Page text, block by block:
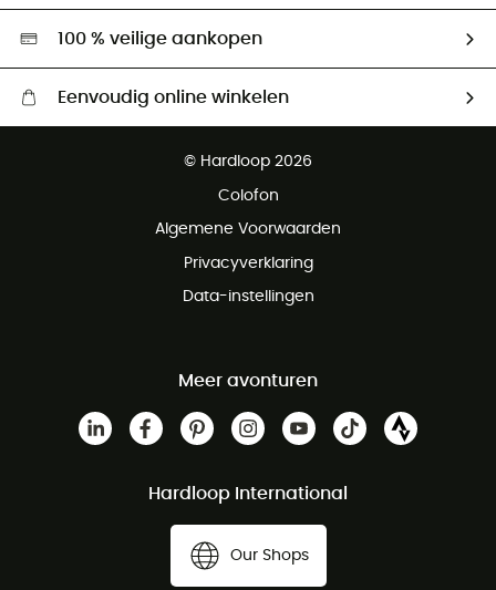
Hardgreen
100 % veilige aankopen
Eenvoudig online winkelen
Gratis retourneren binnen 100 dagen
© Hardloop 2026
Colofon
Algemene Voorwaarden
Privacyverklaring
Data-instellingen
Meer avonturen
Hardloop International
Our Shops